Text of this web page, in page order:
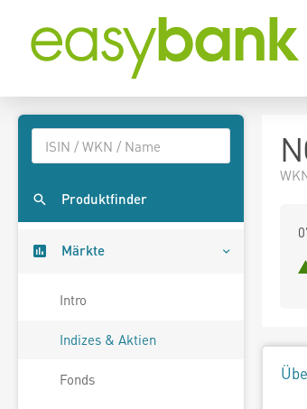
Produktfinder
Märkte
Intro
Indizes & Aktien
Fonds